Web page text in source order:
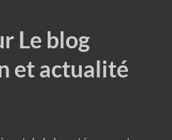
Le blog
et actualité